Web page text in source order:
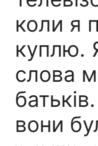
коли я
куплю.
слова
вони